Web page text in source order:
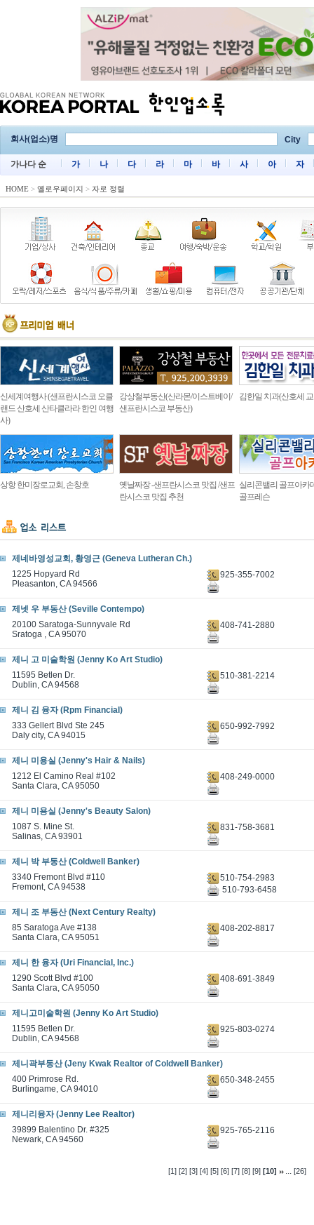
회사(업소)명 City
가나다 순 가 나 다 라 마 바 사 아 자
HOME > 옐로우페이지 > 자로 정렬
신세계여행사 (샌프란시스코 오클
랜드 산호세 산타클라라 한인 여행
사)
강상철부동산(산라몬/이스트베이/
샌프란시스코 부동산)
김한일 치과(산호세
상항 한미장로교회, 손창호
옛날짜장 -샌프란시스코 맛집 /샌프
란시스코 맛집 추천
실리콘밸리 골프아카
골프레슨
제네바영성교회, 황영근 (Geneva Lutheran Ch.)
1225 Hopyard Rd
Pleasanton, CA 94566
925-355-7002
제넷 우 부동산 (Seville Contempo)
20100 Saratoga-Sunnyvale Rd
Sratoga , CA 95070
408-741-2880
제니 고 미술학원 (Jenny Ko Art Studio)
11595 Betlen Dr.
Dublin, CA 94568
510-381-2214
제니 김 융자 (Rpm Financial)
333 Gellert Blvd Ste 245
Daly city, CA 94015
650-992-7992
제니 미용실 (Jenny's Hair & Nails)
1212 El Camino Real #102
Santa Clara, CA 95050
408-249-0000
제니 미용실 (Jenny's Beauty Salon)
1087 S. Mine St.
Salinas, CA 93901
831-758-3681
제니 박 부동산 (Coldwell Banker)
3340 Fremont Blvd #110
Fremont, CA 94538
510-754-2983
510-793-6458
제니 조 부동산 (Next Century Realty)
85 Saratoga Ave #138
Santa Clara, CA 95051
408-202-8817
제니 한 융자 (Uri Financial, Inc.)
1290 Scott Blvd #100
Santa Clara, CA 95050
408-691-3849
제니고미술학원 (Jenny Ko Art Studio)
11595 Betlen Dr.
Dublin, CA 94568
925-803-0274
제니곽부동산 (Jeny Kwak Realtor of Coldwell Banker)
400 Primrose Rd.
Burlingame, CA 94010
650-348-2455
제니리융자 (Jenny Lee Realtor)
39899 Balentino Dr. #325
Newark, CA 94560
925-765-2116
[1] [2] [3] [4] [5] [6] [7] [8] [9] [10] ...[26]